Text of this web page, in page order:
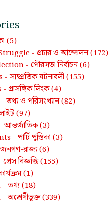
(5)
- প্রচার ও আন্দোলন(172)
- পৌরসভা নির্বাচন(6)
- সাম্প্রতিক ঘটনাবলী (155)
- প্রাসঙ্গিক লিংক(4)
তথ্য ও পরিসংখ্যান(82)
(97)
আন্তর্জাতিক(3)
- পার্টি পুস্তিকা (3)
জনগণ-রাজ্য(6)
প্রেস বিজ্ঞপ্তি(155)
(1)
- তথ্য(18)
-অশ্রেণীভুক্ত(339)